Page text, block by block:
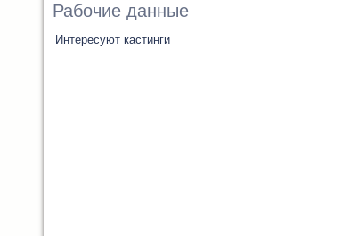
Рабочие данные
Интересуют кастинги